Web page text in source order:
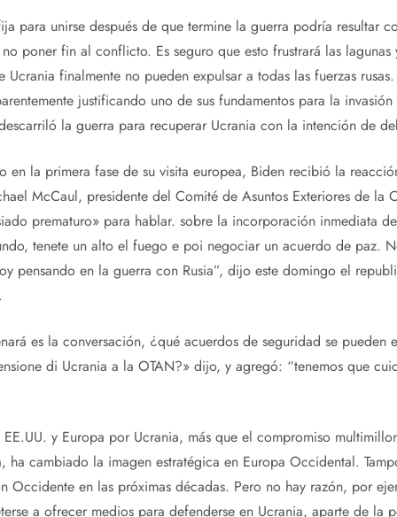
para unirse después de que termine la guerra podría resultar
poner fin al conflicto. Es seguro que esto frustrará las lagunas
Ucrania finalmente no pueden expulsar a todas las fuerzas
justificando uno de sus fundamentos para la
la guerra para recuperar Ucrania con la intención de
en la primera fase de su visita europea, Biden recibió la
McCaul, presidente del Comité de Asuntos Exteriores de la
prematuro» para hablar. sobre la incorporación inmediata
tenete un alto el fuego e poi negociar un acuerdo de paz.
pensando en la guerra con Rusia”, dijo este domingo el
es la conversación, ¿qué acuerdos de seguridad se pueden
di Ucrania a la OTAN?» dijo, y agregó: “tenemos que
y Europa por Ucrania, más que el compromiso
ha cambiado la imagen estratégica en Europa Occidental.
Occidente en las próximas décadas. Pero no hay razón, por
a ofrecer medios para defenderse en Ucrania, aparte de la